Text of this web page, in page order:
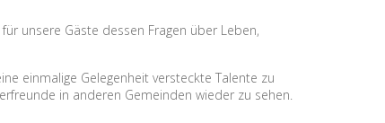
unsere Gäste dessen Fragen über Leben,
einmalige Gelegenheit versteckte Talente zu
in anderen Gemeinden wieder zu sehen.